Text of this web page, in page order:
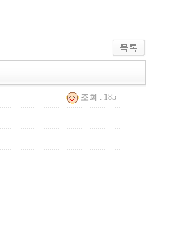
조회 : 185